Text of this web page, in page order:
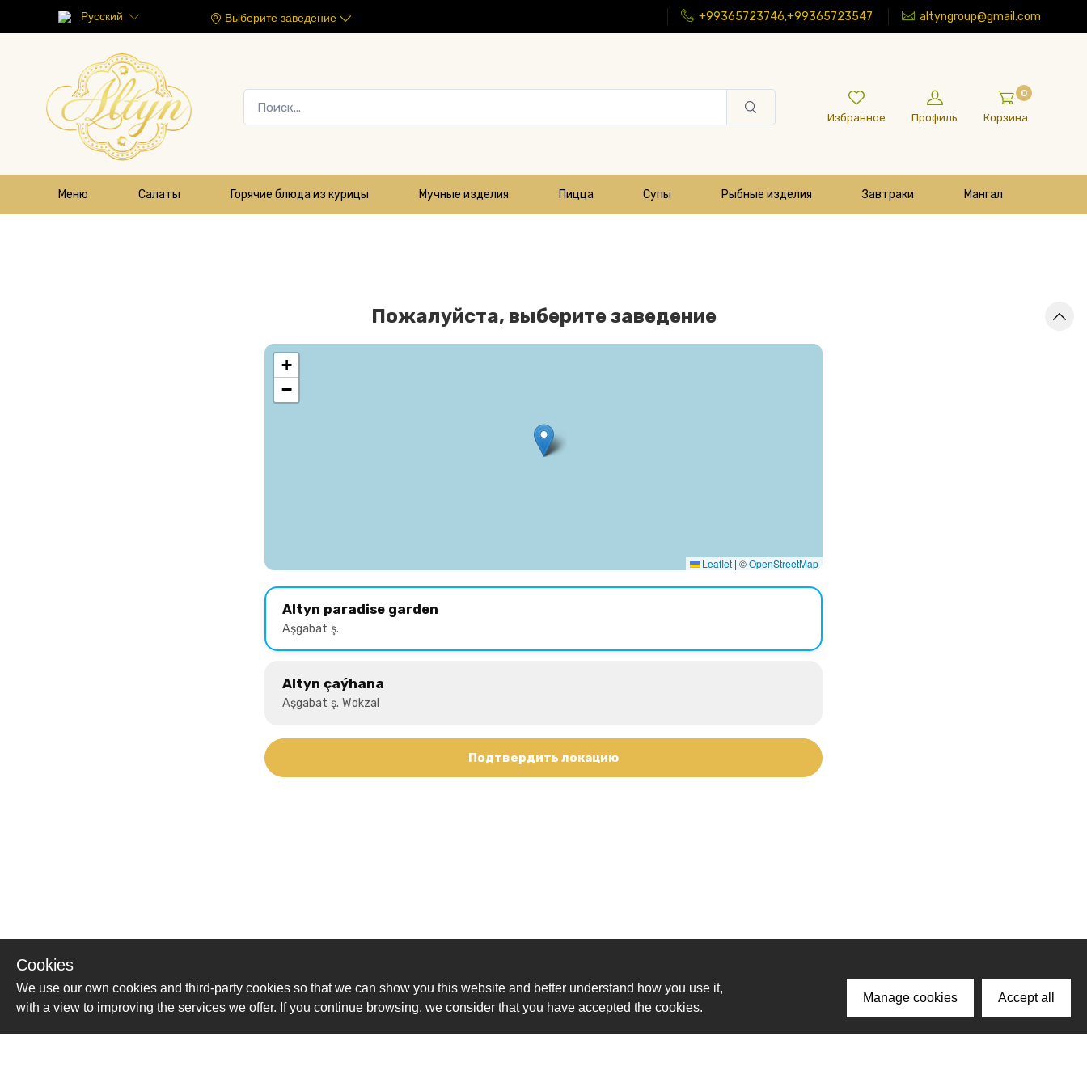
Русский Выберите заведение +99365723746,+99365723547 altyngroup@gmail.com
Избранное Профиль
0
Корзина
Меню Салаты Горячие блюда из курицы Мучные изделия Пицца Супы Рыбные изделия Завтраки Мангал
Пожалуйста, выберите заведение
+
−
Leaflet | ©OpenStreetMap
Altyn paradise garden
Aşgabat ş.
Altyn çaýhana
Aşgabat ş. Wokzal
Подтвердить локацию
Cookies
We use our own cookies and third-party cookies so that we can show you this website and better understand how you use it,
with a view to improving the services we offer. If you continue browsing, we consider that you have accepted the cookies.
Manage cookies Accept all